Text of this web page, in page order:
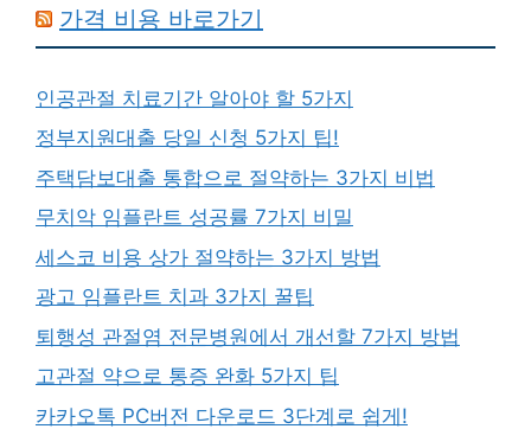
가격 비용 바로가기
인공관절 치료기간 알아야 할 5가지
정부지원대출 당일 신청 5가지 팁!
주택담보대출 통합으로 절약하는 3가지 비법
무치악 임플란트 성공률 7가지 비밀
세스코 비용 상가 절약하는 3가지 방법
광고 임플란트 치과 3가지 꿀팁
퇴행성 관절염 전문병원에서 개선할 7가지 방법
고관절 약으로 통증 완화 5가지 팁
카카오톡 PC버전 다운로드 3단계로 쉽게!